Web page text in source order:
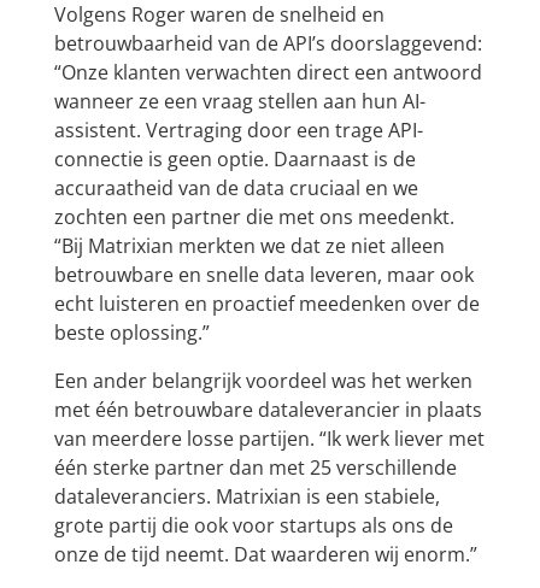
Volgens Roger waren de snelheid en
betrouwbaarheid van de API’s doorslaggevend:
“Onze klanten verwachten direct een antwoord
wanneer ze een vraag stellen aan hun AI-
assistent. Vertraging door een trage API-
connectie is geen optie. Daarnaast is de
accuraatheid van de data cruciaal en we
zochten een partner die met ons meedenkt.
“Bij Matrixian merkten we dat ze niet alleen
betrouwbare en snelle data leveren, maar ook
echt luisteren en proactief meedenken over de
beste oplossing.”
Een ander belangrijk voordeel was het werken
met één betrouwbare dataleverancier in plaats
van meerdere losse partijen. “Ik werk liever met
één sterke partner dan met 25 verschillende
dataleveranciers. Matrixian is een stabiele,
grote partij die ook voor startups als ons de
onze de tijd neemt. Dat waarderen wij enorm.”